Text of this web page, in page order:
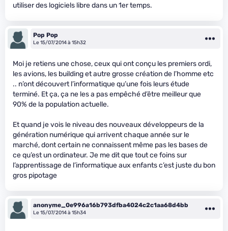
utiliser des logiciels libre dans un 1er temps.
Pop Pop
Le 15/07/2014 à 15h32
Moi je retiens une chose, ceux qui ont conçu les premiers ordi,
les avions, les building et autre grosse création de l’homme etc
.. n’ont découvert l’informatique qu’une fois leurs étude
terminé. Et ça, ça ne les a pas empêché d’être meilleur que
90% de la population actuelle.
Et quand je vois le niveau des nouveaux développeurs de la
génération numérique qui arrivent chaque année sur le
marché, dont certain ne connaissent même pas les bases de
ce qu’est un ordinateur. Je me dit que tout ce foins sur
l’apprentissage de l’informatique aux enfants c’est juste du bon
gros pipotage
anonyme_0e996a16b793dfba4024c2c1aa68d4bb
Le 15/07/2014 à 15h34